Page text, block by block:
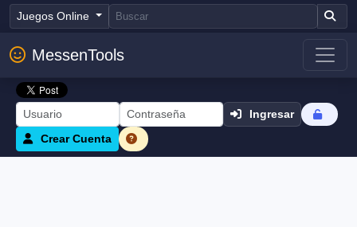
Juegos Online
MessenTools
Ingresar
Crear Cuenta